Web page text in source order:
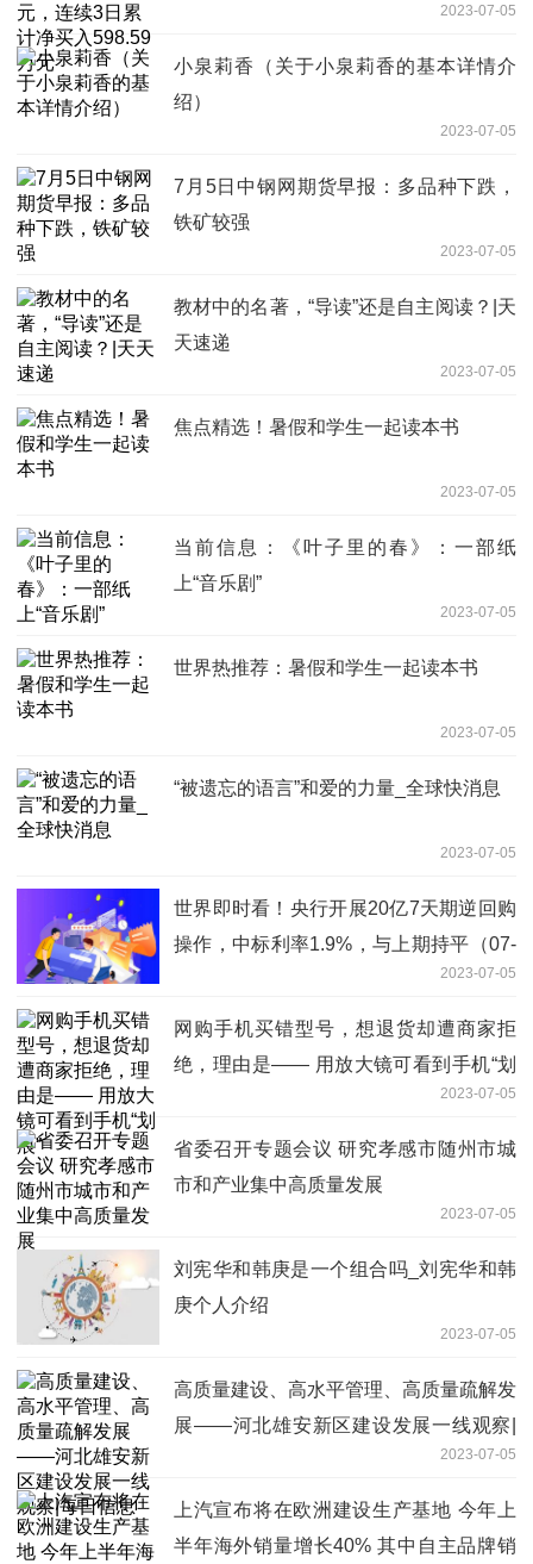
2023-07-05
小泉莉香（关于小泉莉香的基本详情介
绍）
2023-07-05
7月5日中钢网期货早报：多品种下跌，
铁矿较强
2023-07-05
教材中的名著，“导读”还是自主阅读？|天
天速递
2023-07-05
焦点精选！暑假和学生一起读本书
2023-07-05
当前信息：《叶子里的春》：一部纸
上“音乐剧”
2023-07-05
世界热推荐：暑假和学生一起读本书
2023-07-05
“被遗忘的语言”和爱的力量_全球快消息
2023-07-05
世界即时看！央行开展20亿7天期逆回购
操作，中标利率1.9%，与上期持平（07-
2023-07-05
网购手机买错型号，想退货却遭商家拒
绝，理由是—— 用放大镜可看到手机“划
2023-07-05
省委召开专题会议 研究孝感市随州市城
市和产业集中高质量发展
2023-07-05
刘宪华和韩庚是一个组合吗_刘宪华和韩
庚个人介绍
2023-07-05
高质量建设、高水平管理、高质量疏解发
展——河北雄安新区建设发展一线观察|
2023-07-05
上汽宣布将在欧洲建设生产基地 今年上
半年海外销量增长40% 其中自主品牌销